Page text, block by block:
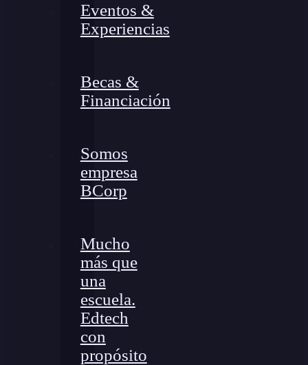
Eventos &
Experiencias
Becas &
Financiación
Somos
empresa
BCorp
Mucho
más que
una
escuela.
Edtech
con
propósito